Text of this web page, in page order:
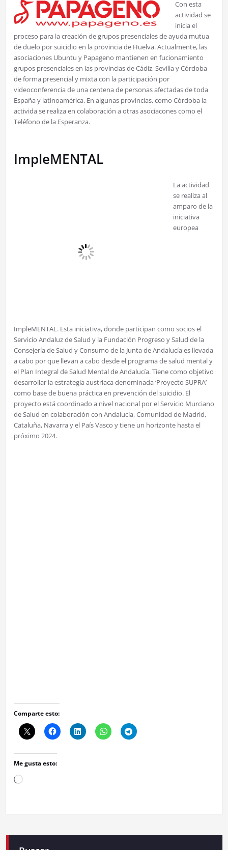
Con esta
actividad se
inicia el
proceso para la creación de grupos presenciales de ayuda mutua
de duelo por suicidio en la provincia de Huelva. Actualmente, las
asociaciones Ubuntu y Papageno mantienen en fucionamiento
grupos presenciales en las provincias de Cádiz, Sevilla y Córdoba
de forma presencial y mixta con la participación por
videoconferencia de una centena de personas afectadas de toda
España y latinoamérica. En algunas provincias, como Córdoba la
activida se realiza en colaboración a otras asociacones como el
Teléfono de la Esperanza.
ImpleMENTAL
La actividad
se realiza al
amparo de la
iniciativa
europea
ImpleMENTAL. Esta iniciativa, donde participan como socios el
Servicio Andaluz de Salud y la Fundación Progreso y Salud de la
Consejería de Salud y Consumo de la Junta de Andalucía es llevada
a cabo por que llevan a cabo desde el programa de salud mental y
el Plan Integral de Salud Mental de Andalucía. Tiene como objetivo
desarrollar la estrategia austriaca denominada ‘Proyecto SUPRA’
como base de buena práctica en prevención del suicidio. El
proyecto está coordinado a nivel nacional por el Servicio Murciano
de Salud en colaboración con Andalucía, Comunidad de Madrid,
Cataluña, Navarra y el País Vasco y tiene un horizonte hasta el
próximo 2024.
Comparte esto:
Me gusta esto:
Cargando...